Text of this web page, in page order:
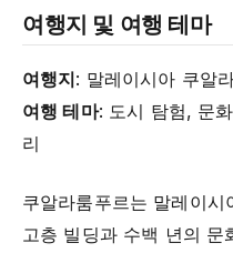
여행지 및 여행 테마
여행지: 말레이시아 쿠알
여행 테마: 도시 탐험, 문
리
쿠알라룸푸르는 말레이
고층 빌딩과 수백 년의 문